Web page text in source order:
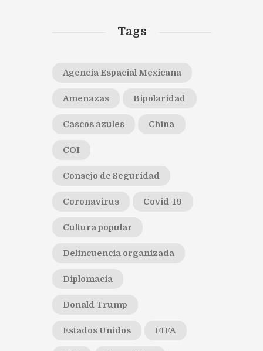
Tags
Agencia Espacial Mexicana
Amenazas Bipolaridad
Cascos azules China
COI
Consejo de Seguridad
Coronavirus Covid-19
Cultura popular
Delincuencia organizada
Diplomacia
Donald Trump
Estados Unidos FIFA